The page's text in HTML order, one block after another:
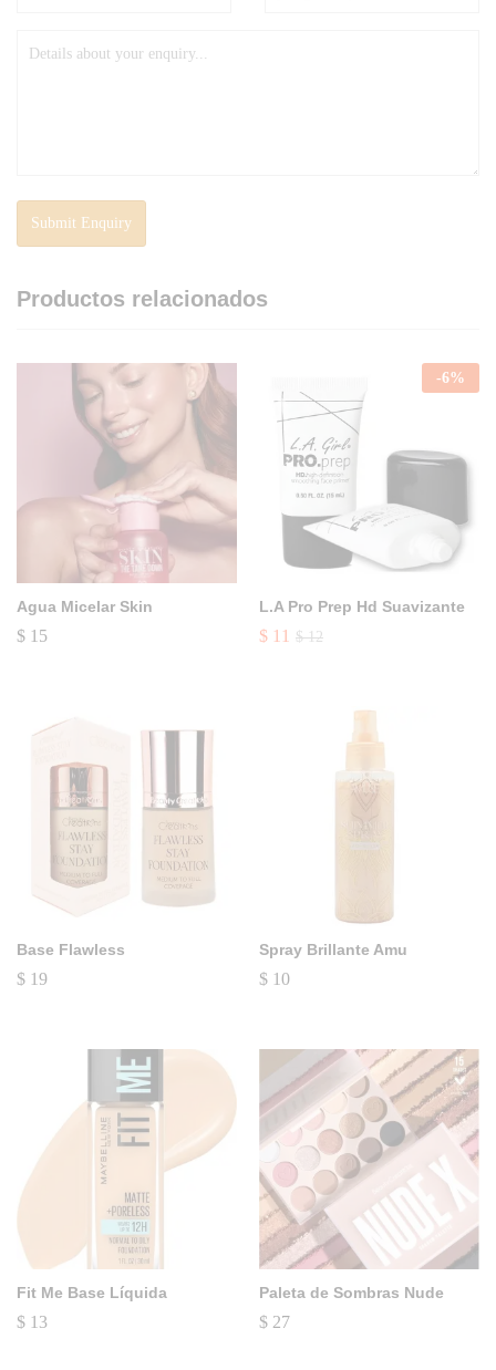
Productos relacionados
Agua Micelar Skin
$ 15
-6%
L.A Pro Prep Hd Suavizante
$ 11 $12
Base Flawless
$ 19
Spray Brillante Amu
$ 10
Fit Me Base Líquida
$ 13
Paleta de Sombras Nude
$ 27